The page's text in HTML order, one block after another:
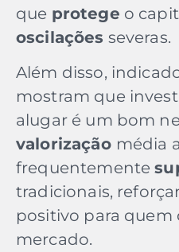
que protege o
oscilações severas.
Além disso,
mostram que
alugar é um bom
valorização média
frequentemente
tradicionais,
positivo para quem
mercado.